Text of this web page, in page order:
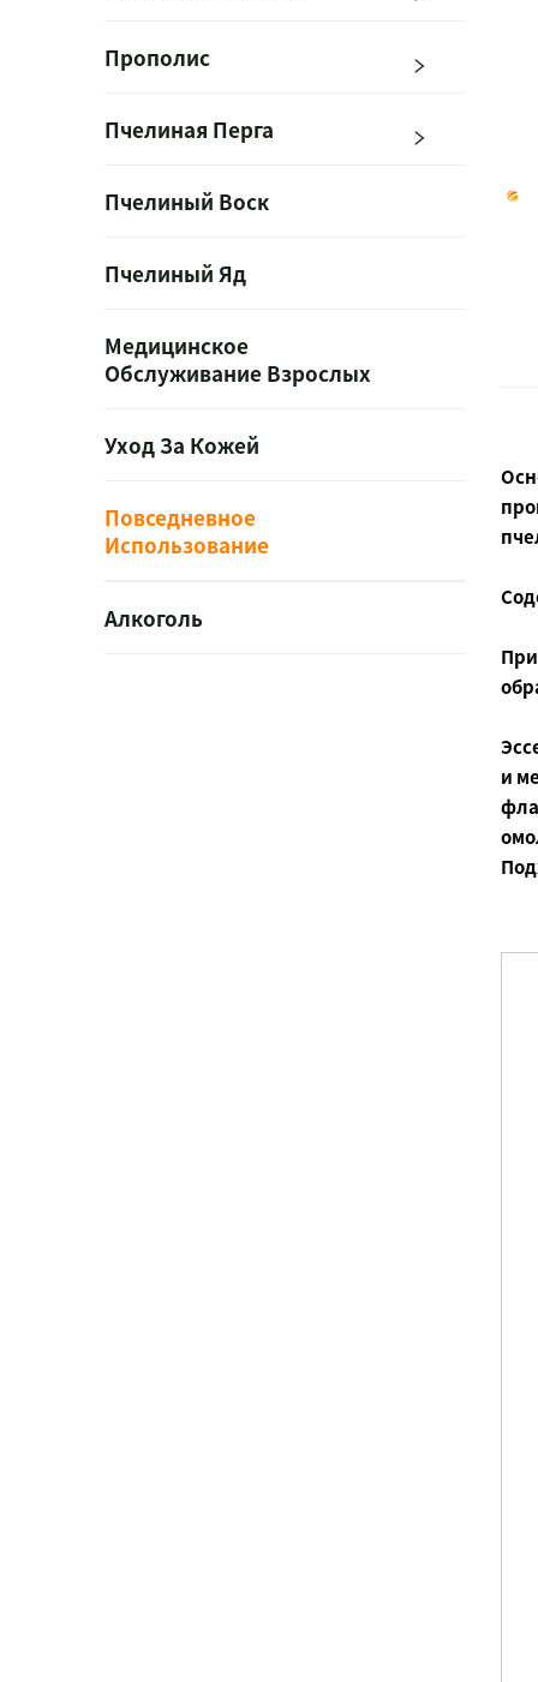
Прополис
Пчелиная Перга
Пчелиный Воск
Пчелиный Яд
Медицинское
Обслуживание Взрослых
Уход За Кожей
Повседневное
Использование
Алкоголь
и